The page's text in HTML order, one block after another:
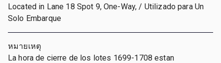
Located in Lane 18 Spot 9, One-Way, / Utilizado para Un
Solo Embarque
หมายเหตุ
La hora de cierre de los lotes 1699-1708 estan